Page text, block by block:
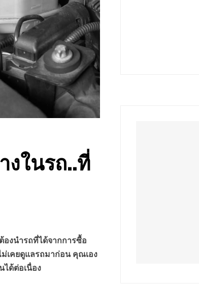
งในรถ..ที่
องนำรถที่ได้จากการซื้อ
เคยดูแลรถมาก่อน คุณเอง
ได้ต่อเนื่อง